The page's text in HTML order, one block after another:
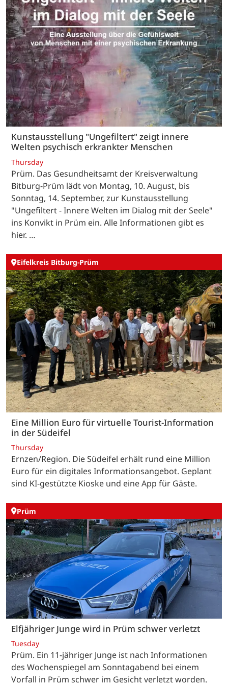
Kunstausstellung "Ungefiltert" zeigt innere
Welten psychisch erkrankter Menschen
Thursday
Prüm. Das Gesundheitsamt der Kreisverwaltung
Bitburg-Prüm lädt von Montag, 10. August, bis
Sonntag, 14. September, zur Kunstausstellung
"Ungefiltert - Innere Welten im Dialog mit der Seele"
ins Konvikt in Prüm ein. Alle Informationen gibt es
hier. …
Eifelkreis Bitburg-Prüm
Eine Million Euro für virtuelle Tourist-Information
in der Südeifel
Thursday
Ernzen/Region. Die Südeifel erhält rund eine Million
Euro für ein digitales Informationsangebot. Geplant
sind KI-gestützte Kioske und eine App für Gäste.
Prüm
Elfjähriger Junge wird in Prüm schwer verletzt
Tuesday
Prüm. Ein 11-jähriger Junge ist nach Informationen
des Wochenspiegel am Sonntagabend bei einem
Vorfall in Prüm schwer im Gesicht verletzt worden.